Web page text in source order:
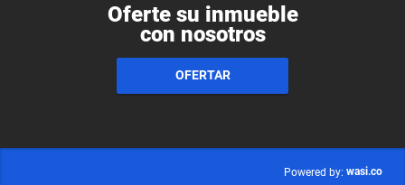
Oferte su inmueble
con nosotros
OFERTAR
Powered by: wasi.co